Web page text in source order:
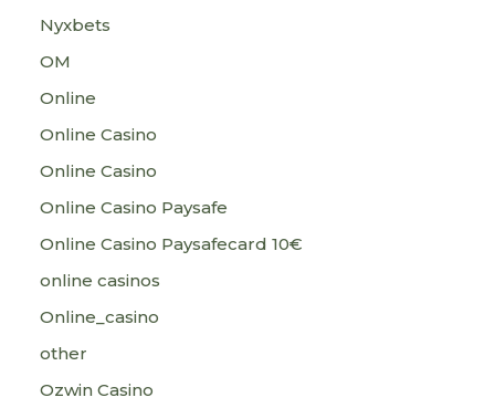
Nyxbets
OM
Online
Online Casino
Online Casino
Online Casino Paysafe
Online Casino Paysafecard 10€
online casinos
Online_casino
other
Ozwin Casino